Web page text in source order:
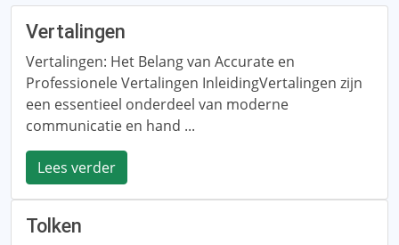
Vertalingen
Vertalingen: Het Belang van Accurate en
Professionele Vertalingen InleidingVertalingen zijn
een essentieel onderdeel van moderne
communicatie en hand ...
Lees verder
Tolken